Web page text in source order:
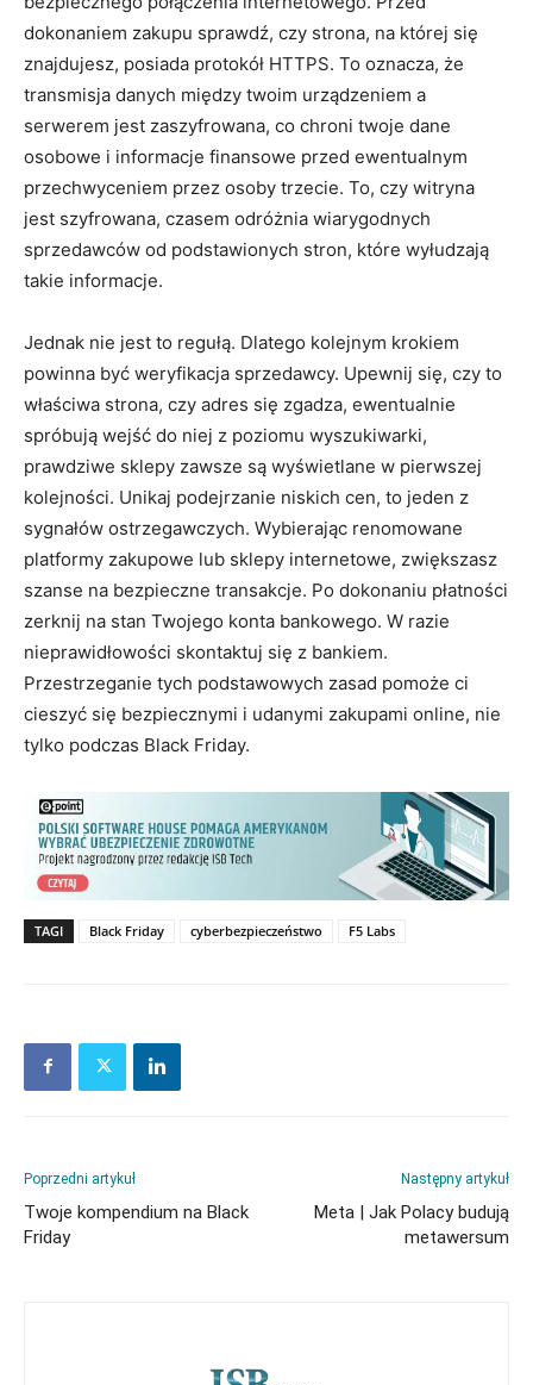
dokonaniem zakupu sprawdź, czy strona, na której się
znajdujesz, posiada protokół HTTPS. To oznacza, że
transmisja danych między twoim urządzeniem a
serwerem jest zaszyfrowana, co chroni twoje dane
osobowe i informacje finansowe przed ewentualnym
przechwyceniem przez osoby trzecie. To, czy witryna
jest szyfrowana, czasem odróżnia wiarygodnych
sprzedawców od podstawionych stron, które wyłudzają
takie informacje.
Jednak nie jest to regułą. Dlatego kolejnym krokiem
powinna być weryfikacja sprzedawcy. Upewnij się, czy to
właściwa strona, czy adres się zgadza, ewentualnie
spróbują wejść do niej z poziomu wyszukiwarki,
prawdziwe sklepy zawsze są wyświetlane w pierwszej
kolejności. Unikaj podejrzanie niskich cen, to jeden z
sygnałów ostrzegawczych. Wybierając renomowane
platformy zakupowe lub sklepy internetowe, zwiększasz
szanse na bezpieczne transakcje. Po dokonaniu płatności
zerknij na stan Twojego konta bankowego. W razie
nieprawidłowości skontaktuj się z bankiem.
Przestrzeganie tych podstawowych zasad pomoże ci
cieszyć się bezpiecznymi i udanymi zakupami online, nie
tylko podczas Black Friday.
TAGI Black Friday cyberbezpieczeństwo F5 Labs
Poprzedni artykuł
Twoje kompendium na Black
Friday
Następny artykuł
Meta | Jak Polacy budują
metawersum